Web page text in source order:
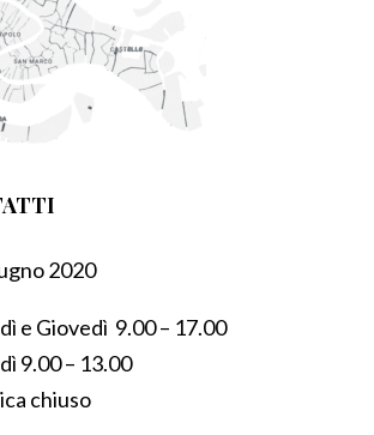
2020
e Giovedì 9.00 – 17.00
9.00 – 13.00
chiuso